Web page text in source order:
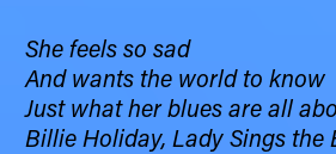
She feels so sad
And wants the world to know
Just what her blues are all
Billie Holiday, Lady Sings the